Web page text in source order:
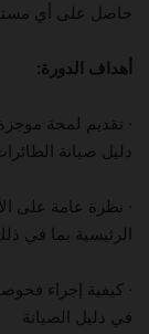
حاصل على أي
أهداف الدورة:
· تقديم لمحة
دليل صيانة
· نظرة عامة على
الرئيسية بما في
· كيفية إجراء
في دليل الصيانة